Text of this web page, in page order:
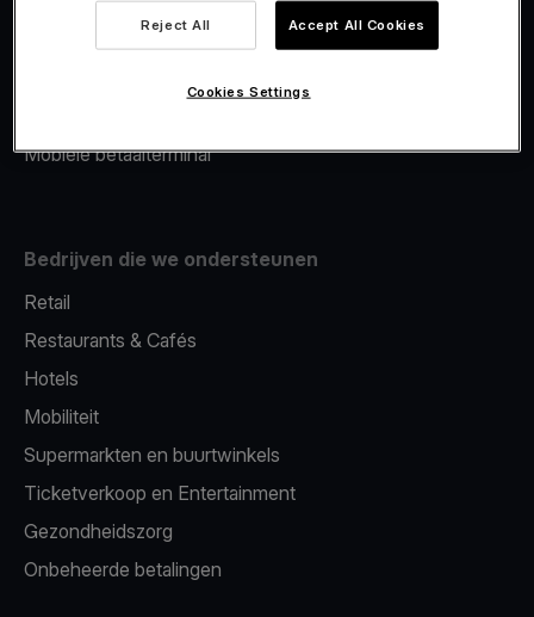
Merchant Advance
Mobiele betaalterminal
Bedrijven die we ondersteunen
Retail
Restaurants & Cafés
Hotels
Mobiliteit
Supermarkten en buurtwinkels
Ticketverkoop en Entertainment
Gezondheidszorg
Onbeheerde betalingen
Reject All Accept All Cookies
Cookies Settings